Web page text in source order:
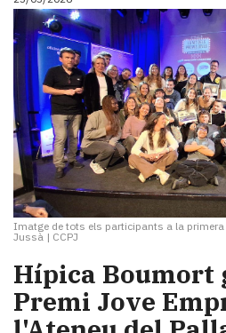
Imatge de tots els participants a la
Jussà | CCPJ
Hípica Boumort
Premi Jove